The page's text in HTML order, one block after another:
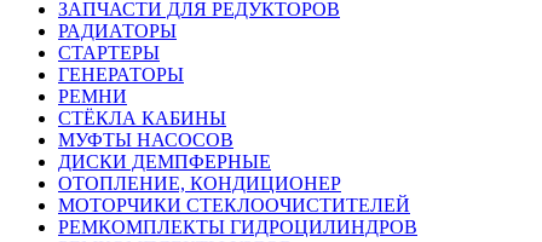
ЗАПЧАСТИ ДЛЯ РЕДУКТОРОВ
РАДИАТОРЫ
СТАРТЕРЫ
ГЕНЕРАТОРЫ
РЕМНИ
СТЁКЛА КАБИНЫ
МУФТЫ НАСОСОВ
ДИСКИ ДЕМПФЕРНЫЕ
ОТОПЛЕНИЕ, КОНДИЦИОНЕР
МОТОРЧИКИ СТЕКЛООЧИСТИТЕЛЕЙ
РЕМКОМПЛЕКТЫ ГИДРОЦИЛИНДРОВ